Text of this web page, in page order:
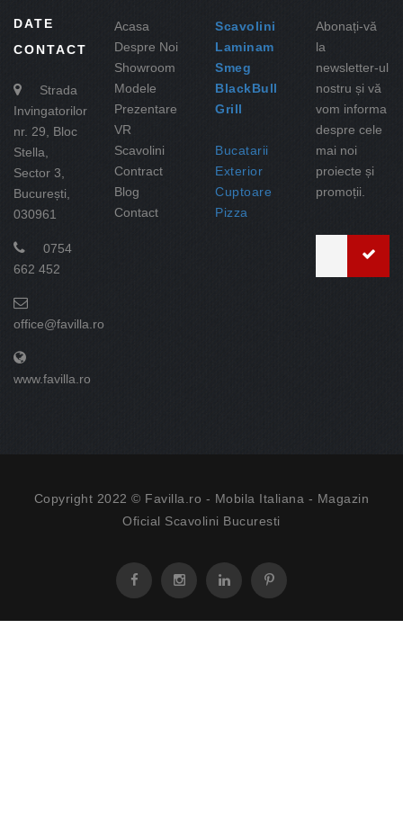
DATE
CONTACT
Strada
Invingatorilor
nr. 29, Bloc
Stella,
Sector 3,
București,
030961
0754
662 452
office@favilla.ro
www.favilla.ro
Acasa
Despre Noi
Showroom
Modele
Prezentare
VR
Scavolini
Contract
Blog
Contact
Scavolini
Laminam
Smeg
BlackBull
Grill
Bucatarii
Exterior
Cuptoare
Pizza
Abonați-vă
la
newsletter-ul
nostru și vă
vom informa
despre cele
mai noi
proiecte și
promoții.
Copyright 2022 © Favilla.ro - Mobila Italiana - Magazin
Oficial Scavolini Bucuresti